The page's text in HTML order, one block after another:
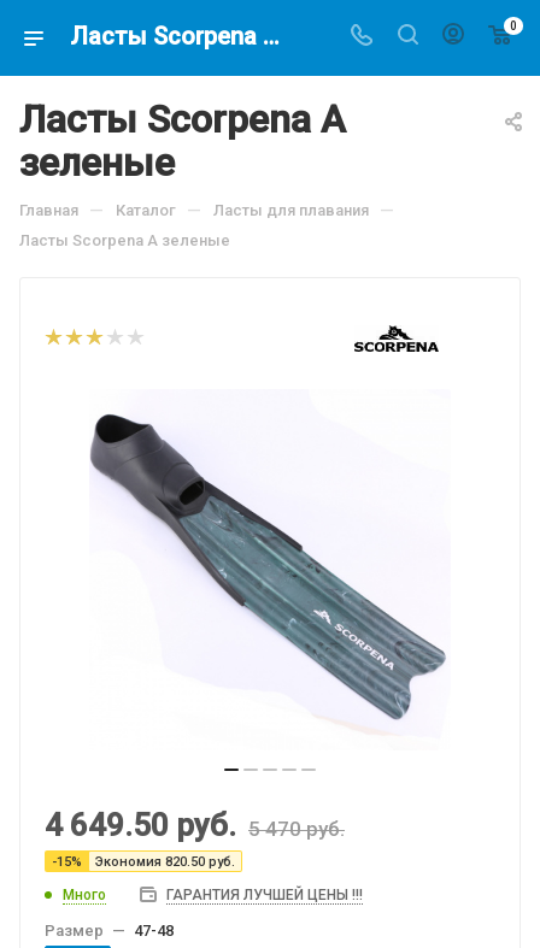
Ласты Scorpena A зеленые, по цене 4649.5 руб, купить в интернет-магазине подводной охоты Водолаз.РФ в Москве. - 0
Ласты Scorpena A
зеленые
Главная — Каталог — Ласты для плавания —
Ласты Scorpena A зеленые
4 649.50 руб. 5 470руб.
-15% Экономия 820.50 руб.
Много ГАРАНТИЯ ЛУЧШЕЙ ЦЕНЫ !!!
Размер — 47-48